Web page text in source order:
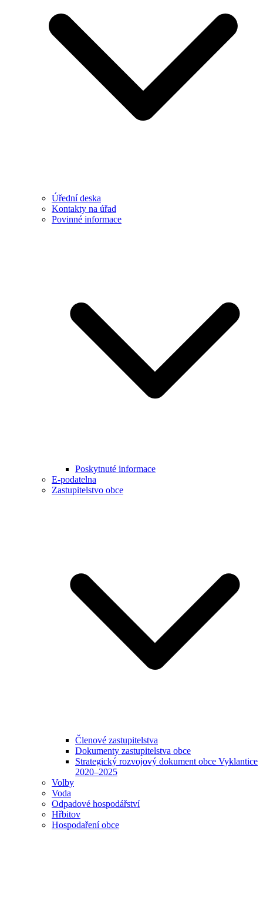
Úřední deska
Kontakty na úřad
Povinné informace
Poskytnuté informace
E-podatelna
Zastupitelstvo obce
Členové zastupitelstva
Dokumenty zastupitelstva obce
Strategický rozvojový dokument obce Vyklantice
2020–2025
Volby
Voda
Odpadové hospodářství
Hřbitov
Hospodaření obce